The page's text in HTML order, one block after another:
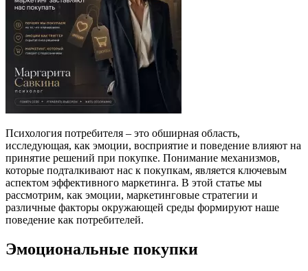
Психология потребителя – это обширная область,
исследующая, как эмоции, восприятие и поведение влияют на
принятие решений при покупке. Понимание механизмов,
которые подталкивают нас к покупкам, является ключевым
аспектом эффективного маркетинга. В этой статье мы
рассмотрим, как эмоции, маркетинговые стратегии и
различные факторы окружающей среды формируют наше
поведение как потребителей.
Эмоциональные покупки